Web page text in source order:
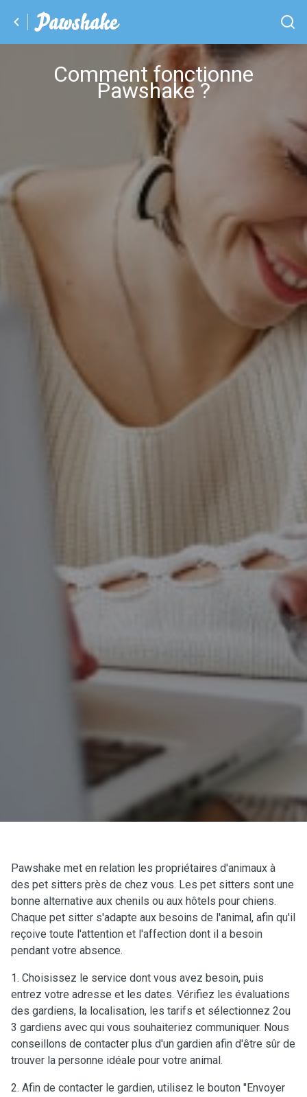
Comment fonctionne
Pawshake ?
Pawshake met en relation les propriétaires d'animaux à
des pet sitters près de chez vous. Les pet sitters sont une
bonne alternative aux chenils ou aux hôtels pour chiens.
Chaque pet sitter s'adapte aux besoins de l'animal, afin qu'il
reçoive toute l'attention et l'affection dont il a besoin
pendant votre absence.
1. Choisissez le service dont vous avez besoin, puis
entrez votre adresse et les dates. Vérifiez les évaluations
des gardiens, la localisation, les tarifs et sélectionnez 2ou
3 gardiens avec qui vous souhaiteriez communiquer. Nous
conseillons de contacter plus d'un gardien afin d'être sûr de
trouver la personne idéale pour votre animal.
2. Afin de contacter le gardien, utilisez le bouton "Envoyer